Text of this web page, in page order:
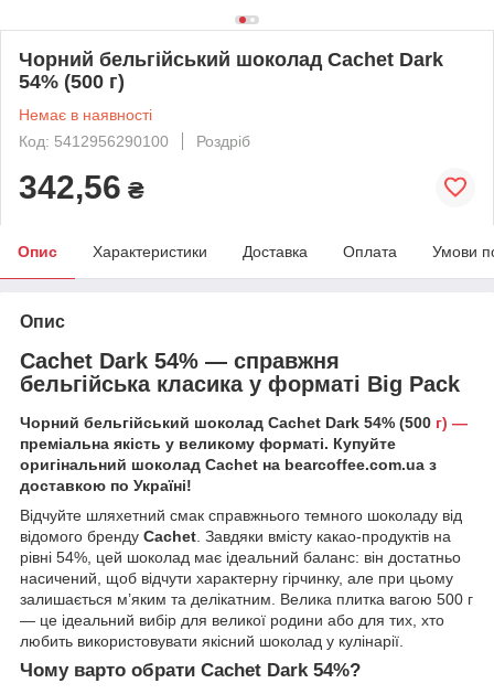
Чорний бельгійський шоколад Cachet Dark
54% (500 г)
Немає в наявності
Код: 5412956290100
Роздріб
342,56 ₴
Опис Характеристики Доставка Оплата Умови
Опис
Cachet Dark 54% — справжня
бельгійська класика у форматі Big Pack
Чорний бельгійський шоколад Cachet Dark 54% (500 г) —
преміальна якість у великому форматі. Купуйте
оригінальний шоколад Cachet на bearcoffee.com.ua з
доставкою по Україні!
Відчуйте шляхетний смак справжнього темного шоколаду від
відомого бренду Cachet. Завдяки вмісту какао-продуктів на
рівні 54%, цей шоколад має ідеальний баланс: він достатньо
насичений, щоб відчути характерну гірчинку, але при цьому
залишається м’яким та делікатним. Велика плитка вагою 500 г
— це ідеальний вибір для великої родини або для тих, хто
любить використовувати якісний шоколад у кулінарії.
Чому варто обрати Cachet Dark 54%?